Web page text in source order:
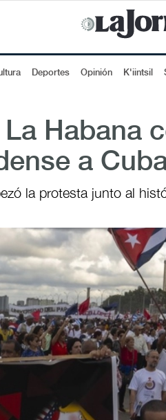
Deportes Opinión K'iintsil
Habana
a
la protesta junto al